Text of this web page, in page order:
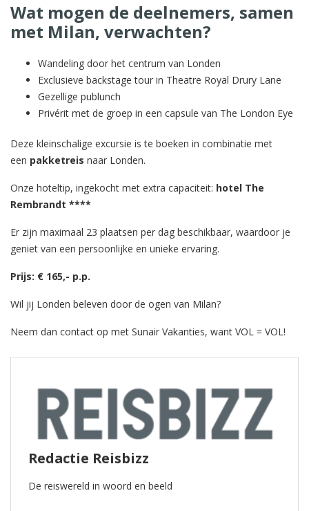
Wat mogen de deelnemers, samen
met Milan, verwachten?
Wandeling door het centrum van Londen
Exclusieve backstage tour in Theatre Royal Drury Lane
Gezellige publunch
Privérit met de groep in een capsule van The London Eye
Deze kleinschalige excursie is te boeken in combinatie met
een pakketreis naar Londen.
Onze hoteltip, ingekocht met extra capaciteit: hotel The
Rembrandt ****
Er zijn maximaal 23 plaatsen per dag beschikbaar, waardoor je
geniet van een persoonlijke en unieke ervaring.
Prijs: € 165,- p.p.
Wil jij Londen beleven door de ogen van Milan?
Neem dan contact op met Sunair Vakanties, want VOL = VOL!
Redactie Reisbizz
De reiswereld in woord en beeld